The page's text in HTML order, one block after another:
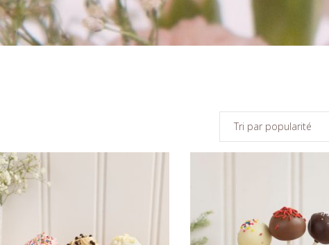
Tri par popularité